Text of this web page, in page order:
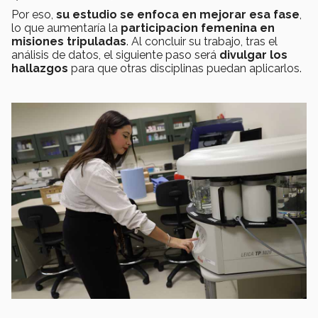
Por eso, su estudio se enfoca en mejorar esa fase
lo que aumentaría la participacion femenina en
misiones tripuladas. Al concluir su trabajo, tras el
análisis de datos, el siguiente paso será divulgar los
hallazgos para que otras disciplinas puedan aplicarlos.